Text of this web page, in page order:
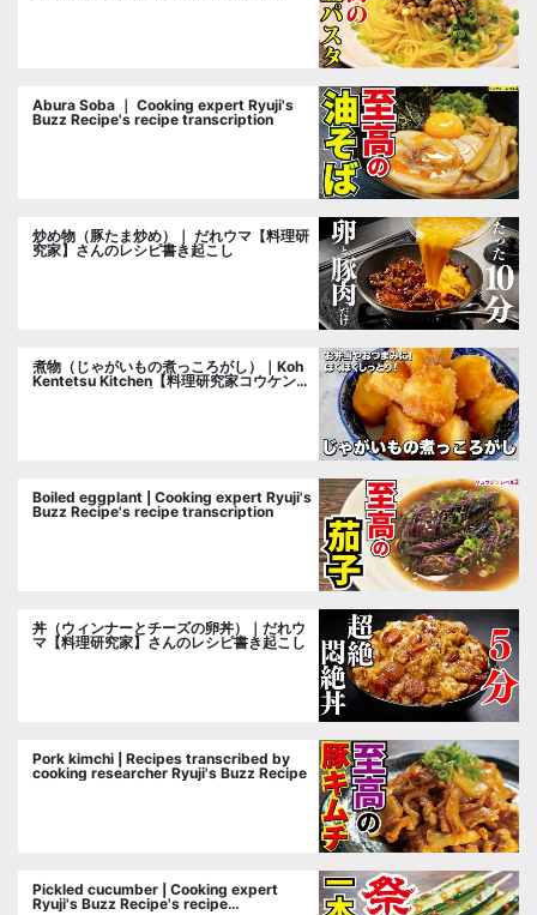
Abura Soba ｜ Cooking expert Ryuji's
Buzz Recipe's recipe transcription
炒め物（豚たま炒め）｜ だれウマ【料理研
究家】さんのレシピ書き起こし
煮物（じゃがいもの煮っころがし）｜Koh
Kentetsu Kitchen【料理研究家コウケンテ
Boiled eggplant | Cooking expert Ryuji's
Buzz Recipe's recipe transcription
丼（ウィンナーとチーズの卵丼）｜だれウ
マ【料理研究家】さんのレシピ書き起こし
Pork kimchi | Recipes transcribed by
cooking researcher Ryuji's Buzz Recipe
Pickled cucumber | Cooking expert
Ryuji's Buzz Recipe's recipe